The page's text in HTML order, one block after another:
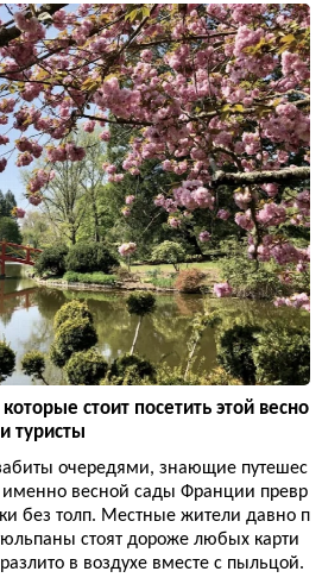
стоит посетить этой весно
туристы
очередями, знающие путешес
именно весной сады Франции превр
без толп. Местные жители давно п
стоят дороже любых карти
в воздухе вместе с пыльцой.